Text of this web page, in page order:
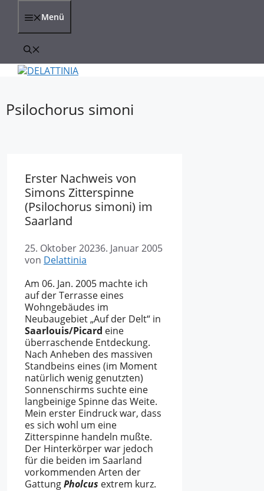
Zum
Menü
Psilochorus simoni
Erster Nachweis von
Simons Zitterspinne
(Psilochorus simoni) im
Saarland
25. Oktober 20236. Januar 2005
von Delattinia
Am 06. Jan. 2005 machte ich
auf der Terrasse eines
Wohngebäudes im
Neubaugebiet „Auf der Delt“ in
Saarlouis/Picard eine
überraschende Entdeckung.
Nach Anheben des massiven
Standbeins eines (im Moment
natürlich wenig genutzten)
Sonnenschirms suchte eine
langbeinige Spinne das Weite.
Mein erster Eindruck war, dass
es sich wohl um eine
Zitterspinne handeln mußte.
Der Hinterkörper war jedoch
für die beiden im Saarland
vorkommenden Arten der
GattungPholcus extrem kurz.